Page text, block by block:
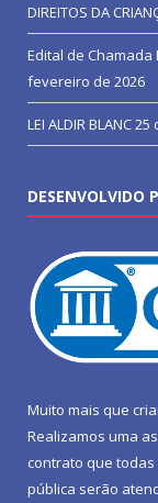
DIREITOS DA
Edital de Chamada
fevereiro de 2026
LEI ALDIR BLANC25
DESENVOLVIDO
Muito mais que
Realizamos uma
contrato que
pública serão